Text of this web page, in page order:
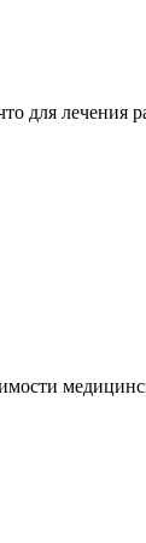
лечения